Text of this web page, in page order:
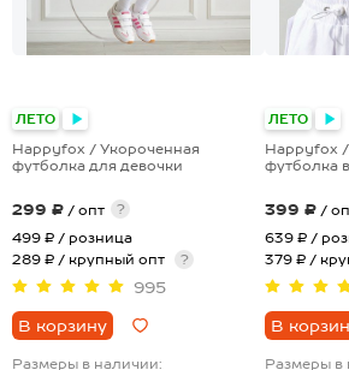
ЛЕТО
Happyfox / Укороченная
футболка для девочки
299 ₽ / опт
?
499 ₽ / розница
289 ₽ / крупный опт
?
995
В корзину
Размеры в наличии:
ЛЕТО
Happyfox
футболка
399 ₽ /
639 ₽ /
379 ₽ /
В
Размеры в